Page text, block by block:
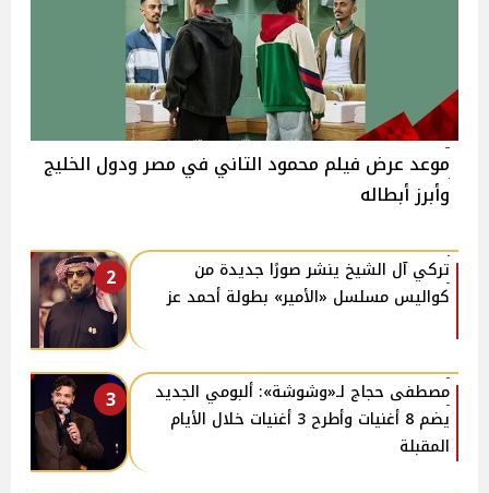
موعد عرض فيلم محمود التاني في مصر ودول الخليج
وأبرز أبطاله
2
تركي آل الشيخ ينشر صورًا جديدة من
كواليس مسلسل «الأمير» بطولة أحمد عز
3
مصطفى حجاج لـ«وشوشة»: ألبومي الجديد
يضم 8 أغنيات وأطرح 3 أغنيات خلال الأيام
المقبلة